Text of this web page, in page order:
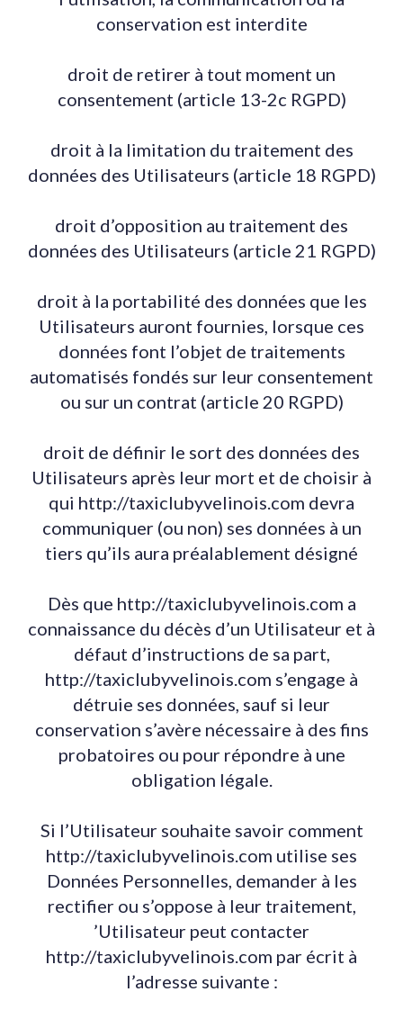
conservation est interdite
droit de retirer à tout moment un
consentement (article 13-2c RGPD)
droit à la limitation du traitement des
données des Utilisateurs (article 18 RGPD)
droit d’opposition au traitement des
données des Utilisateurs (article 21 RGPD)
droit à la portabilité des données que les
Utilisateurs auront fournies, lorsque ces
données font l’objet de traitements
automatisés fondés sur leur consentement
ou sur un contrat (article 20 RGPD)
droit de définir le sort des données des
Utilisateurs après leur mort et de choisir à
qui http://taxiclubyvelinois.com devra
communiquer (ou non) ses données à un
tiers qu’ils aura préalablement désigné
Dès que http://taxiclubyvelinois.com a
connaissance du décès d’un Utilisateur et à
défaut d’instructions de sa part,
http://taxiclubyvelinois.com s’engage à
détruie ses données, sauf si leur
conservation s’avère nécessaire à des fins
probatoires ou pour répondre à une
obligation légale.
Si l’Utilisateur souhaite savoir comment
http://taxiclubyvelinois.com utilise ses
Données Personnelles, demander à les
rectifier ou s’oppose à leur traitement,
’Utilisateur peut contacter
http://taxiclubyvelinois.com par écrit à
l’adresse suivante :